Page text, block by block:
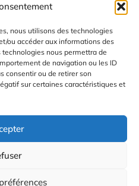
nous utilisons des technologies
ou accéder aux informations des
nous permettra de
de navigation ou les ID
consentir ou de retirer son
sur certaines caractéristiques et
Plan du site
Cookies
Calade